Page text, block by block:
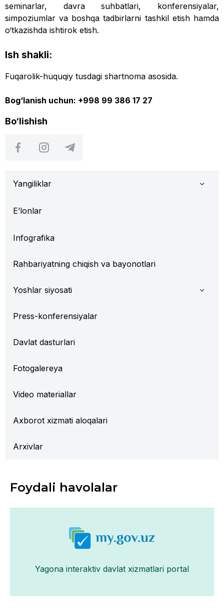
seminarlar, davra suhbatlari, konferensiyalar,
simpoziumlar va boshqa tadbirlarni tashkil etish hamda
o‘tkazishda ishtirok etish.
Ish shakli:
Fuqarolik-huquqiy tusdagi shartnoma asosida.
Bog‘lanish uchun: +998 99 386 17 27
Bo‘lishish
Yangiliklar
E’lonlar
Infografika
Rahbariyatning chiqish va bayonotlari
Yoshlar siyosati
Press-konferensiyalar
Davlat dasturlari
Fotogalereya
Video materiallar
Axborot xizmati aloqalari
Arxivlar
Foydali havolalar
Yagona interaktiv davlat xizmatlari portal